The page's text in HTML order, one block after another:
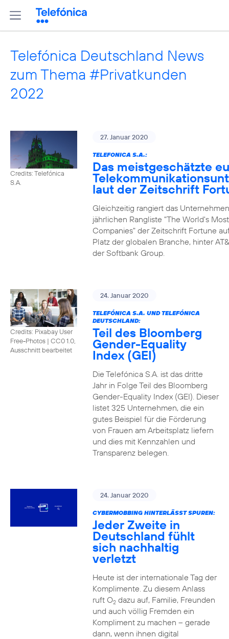
Telefónica Deutschland News
zum Thema #Privatkunden
2022
Credits: Telefónica
S.A.
27. Januar 2020
TELEFONICA S.A.:
Das meistgeschätzte
laut der Zeitschrift
Gleichzeitig rangiert das
jährlichen Rangliste "The World's
Companies" der Zeitschrift Fortune
Platz der globalen Branche, hinter
der Softbank Group.
Credits: Pixabay User
Free-Photos | CC0 1.0,
Ausschnitt bearbeitet
24. Januar 2020
TELEFÓNICA S.A. UND TELEFÓNICA
DEUTSCHLAND:
Teil des Bloomberg
Gender-Equality
Index (GEI)
Die Telefónica S.A. ist das dritte
Jahr in Folge Teil des Bloomberg
Gender-Equality Index (GEI). Dieser
listet 325 Unternehmen, die ein
gutes Beispiel für die Förderung
von Frauen am Arbeitsplatz liefern
und dies mit Kennzahlen und
Transparenz belegen.
24. Januar 2020
CYBERMOBBING HINTERLÄSST SPUREN:
Jeder Zweite in
Deutschland fühlt
sich nachhaltig
verletzt
Heute ist der internationale Tag der
Komplimente. Zu diesem Anlass
ruft O2dazu auf, Familie, Freunden
und auch völlig Fremden ein
Kompliment zu machen – gerade
dann, wenn ihnen digital